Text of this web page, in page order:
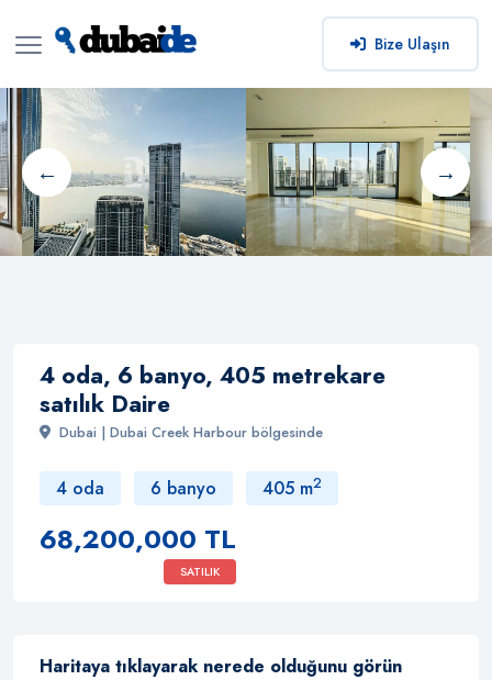
Bize Ulaşın
4 oda, 6 banyo, 405 metrekare
satılık Daire
Dubai | Dubai Creek Harbour bölgesinde
4 oda 6 banyo 405 m2
68,200,000 TL
SATILIK
Haritaya tıklayarak nerede olduğunu görün